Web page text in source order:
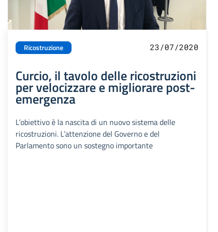
Ricostruzione 23/07/2020
Curcio, il tavolo delle ricostruzioni
per velocizzare e migliorare post-
emergenza
L’obiettivo è la nascita di un nuovo sistema delle
ricostruzioni. L’attenzione del Governo e del
Parlamento sono un sostegno importante